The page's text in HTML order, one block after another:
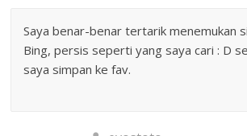
Saya benar-benar tertarik menemukan
Bing, persis seperti yang saya cari : D
saya simpan ke fav.